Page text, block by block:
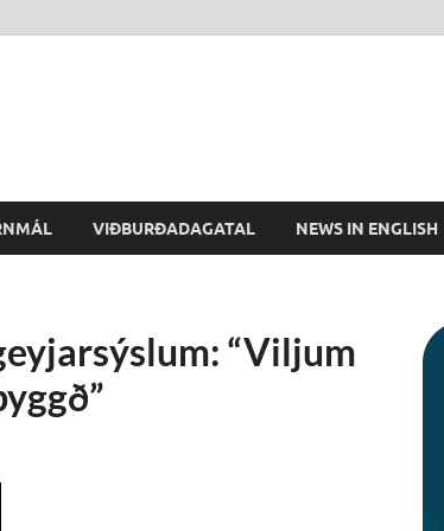
VIÐBURÐADAGATAL NEWS IN ENGLISH
“Viljum